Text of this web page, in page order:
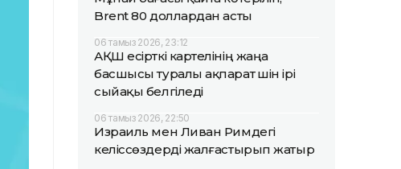
Brent 80 доллардан асты
06 тамыз 2026, 23:12
АҚШ есірткі картелінің жаңа
басшысы туралы ақпарат үшін ірі
сыйақы белгіледі
06 тамыз 2026, 22:50
Израиль мен Ливан Римдегі
келіссөздерді жалғастырып жатыр